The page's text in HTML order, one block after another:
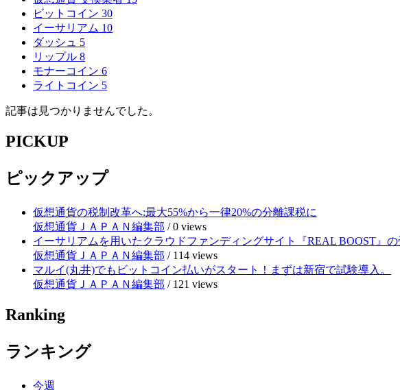
ビットコイン 30
イーサリアム 10
ダッシュ 5
リップル 8
モナーコイン 6
ライトコイン 5
記事は見つかりませんでした。
PICKUP
ピックアップ
仮想通貨の税制改革へ:最大55%から一律20%の分離課税に
仮想通貨ＪＡＰＡＮ編集部 /0 views
イーサリアムを用いたクラウドファンディングサイト『REAL BOOST』
仮想通貨ＪＡＰＡＮ編集部 / 114 views
マルイ(丸井)でもビットコイン払いがスタート！まずは新宿で試験導入。
仮想通貨ＪＡＰＡＮ編集部 / 121 views
Ranking
ランキング
今週